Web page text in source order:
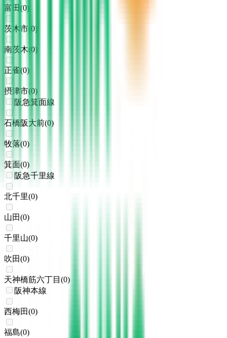
富田 (0)
茨木市( 0)
南茨木(0)
正雀(0)
摂津市(0)
阪急箕面線
石橋阪大前(0)
牧落(0)
箕面(0)
阪急千里線
北千里(0)
山田(0)
千里山(0)
吹田(0)
天神橋筋六丁目 (0)
阪神本線
西梅田(0)
福島(0)